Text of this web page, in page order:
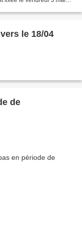
le 18/04
de